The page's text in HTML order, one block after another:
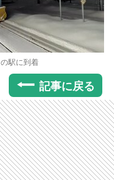
駅に到着
記事に戻る